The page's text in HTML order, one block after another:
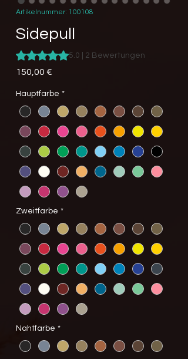
Artikelnummer: 100108
Sidepull
Das Rating beträgt 5.0 von fünf Sternen,
5.0 | 2 Bewertungen
150,00 €
Hauptfarbe *
Zweitfarbe *
Nahtfarbe *